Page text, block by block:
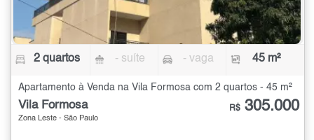
2 quartos - suíte - vaga 45 m²
Apartamento à Venda na Vila Formosa com 2 quartos - 45 m²
Vila Formosa
Zona Leste - São Paulo
R$ 305.000